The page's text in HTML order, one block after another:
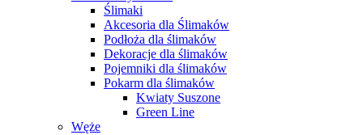
Ślimaki
Akcesoria dla Ślimaków
Podłoża dla ślimaków
Dekoracje dla ślimaków
Pojemniki dla ślimaków
Pokarm dla ślimaków
Kwiaty Suszone
Green Line
Węże